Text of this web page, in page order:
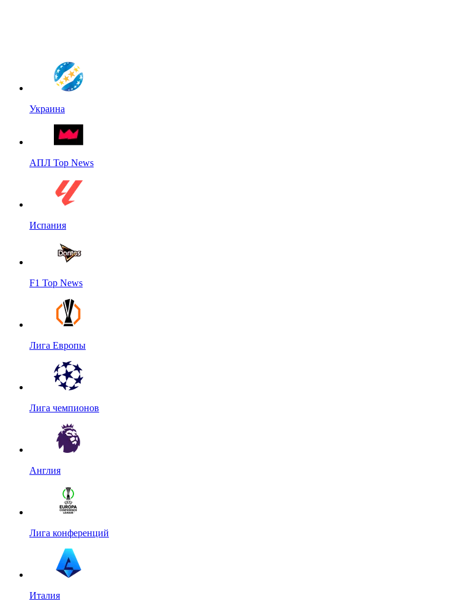
Украина
АПЛ Top News
Испания
F1 Top News
Лига Европы
Лига чемпионов
Англия
Лига конференций
Италия